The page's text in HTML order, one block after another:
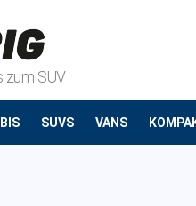
zum SUV
SUVS VANS